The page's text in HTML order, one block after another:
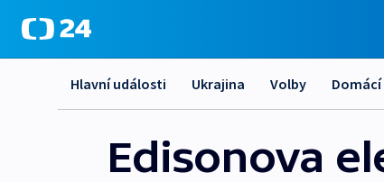
Hlavní události Ukrajina Volby Domácí
Edisonova